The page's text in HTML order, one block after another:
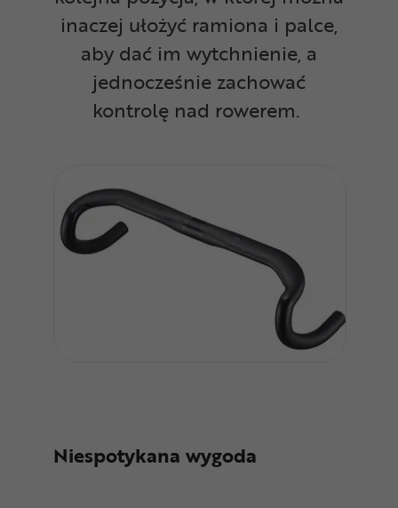
inaczej ułożyć ramiona i palce,
aby dać im wytchnienie, a
jednocześnie zachować
kontrolę nad rowerem.
Niespotykana wygoda